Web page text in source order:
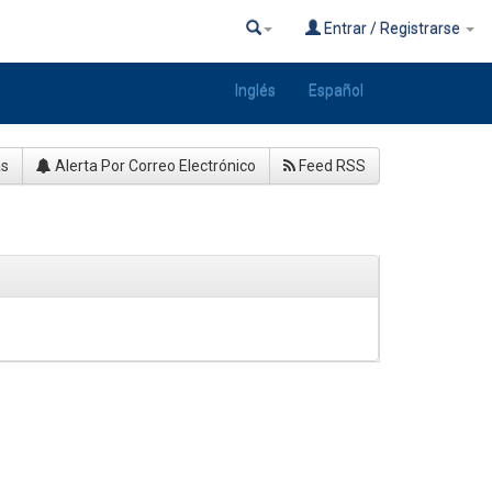
Entrar / Registrarse
Inglés Español
Alerta Por Correo Electrónico Feed RSS